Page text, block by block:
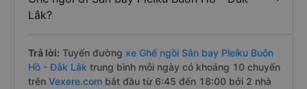
Lắk?
Trả lời: Tuyến đường xe Ghế ngồi Sân bay Pleiku Buôn
Hồ - Đắk Lắk trung bình mỗi ngày có khoảng 10 chuyến
trên Vexere.com bắt đầu từ 6:45 đến 18:00 bởi 2 nhà